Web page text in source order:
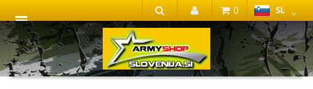
IŠČI
SL
0